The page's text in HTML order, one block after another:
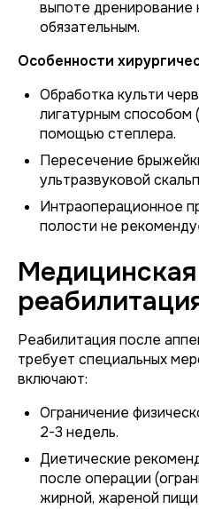
выпоте дренирование
обязательным.
Особенности
Обработка культи
лигатурным способом
помощью степлера.
Пересечение
ультразвуковой
Интраоперационное
полости не
Медицинская
Реабилитация после
требует специальных
включают:
Ограничение
2-3 недель.
Диетические
после операции
жирной, жареной